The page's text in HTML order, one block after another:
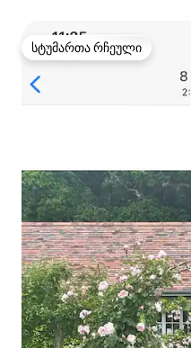
სტუმართა რჩეული
სტუმართა რჩეული